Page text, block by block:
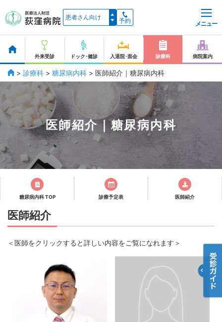
予約 メニュー
外来受診 ドック･健診 入退院･面会 診療科 病院案内
> 診療科 > 糖尿病内科 > 医師紹介｜糖尿病内科
医師紹介｜糖尿病内科
糖尿病内科 TOP 診療予定表 医師紹介
医師紹介
＜医師をクリックすると詳しい内容をご覧になれます＞